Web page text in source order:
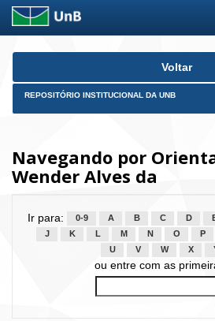
Skip
Voltar
REPOSITÓRIO INSTITUCIONAL DA UNB
Navegando por
Wender Alves da
Ir para: 0-9 A B C D
J
K L M N O P
U
V W X
ou entre com as